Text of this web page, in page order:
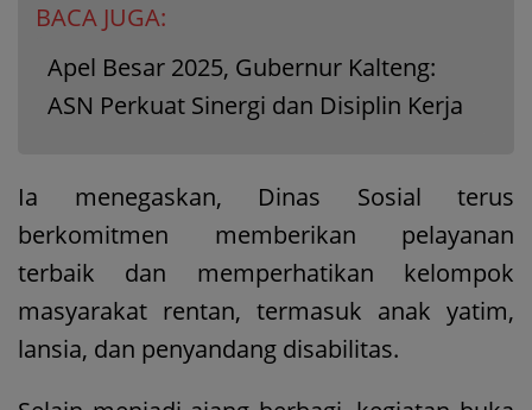
BACA JUGA:
Apel Besar 2025, Gubernur Kalteng:
ASN Perkuat Sinergi dan Disiplin Kerja
Ia menegaskan, Dinas Sosial terus
berkomitmen memberikan pelayanan
terbaik dan memperhatikan kelompok
masyarakat rentan, termasuk anak yatim,
lansia, dan penyandang disabilitas.